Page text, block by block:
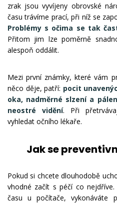
zrak jsou vyvíjeny obrovské
času trávíme prací, při níž se
Problémy s očima se tak
Přitom jim lze poměrně
alespoň oddálit.
Mezi první známky, které vám
něco děje, patří: pocit
oka, nadměrné slzení a
neostré vidění. Při
vyhledat očního lékaře.
Jak se
Pokud si chcete dlouhodobě
vhodné začít s péčí co
času u počítače, vykonáváte